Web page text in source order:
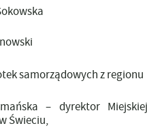
samorządowych z regionu
– dyrektor
Świeciu,